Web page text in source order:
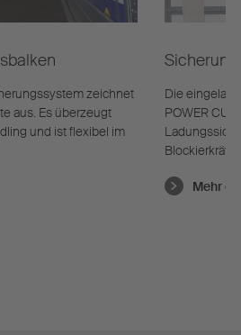
zeichnet
aus. Es überzeugt
und ist flexibel im
Die
POWER
Mehr